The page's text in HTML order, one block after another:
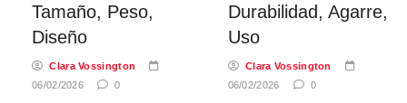
Tamaño, Peso,
Diseño
Clara Vossington
06/02/2026
0
Durabilidad, Agarre,
Uso
Clara Vossington
06/02/2026
0